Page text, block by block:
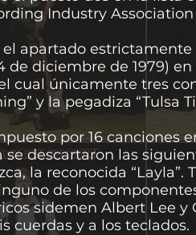
Industry
apartado
de diciembre de 1979)
cual únicamente tres
y la pegadiza “Tulsa
por 16 canciones
descartaron las
la reconocida
de los
sidemen Albert Lee
cuerdas y a los teclados.